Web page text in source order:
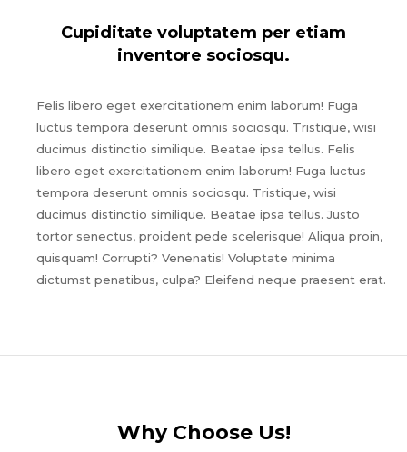
Cupiditate voluptatem per etiam
inventore sociosqu.
Felis libero eget exercitationem enim laborum! Fuga
luctus tempora deserunt omnis sociosqu. Tristique, wisi
ducimus distinctio similique. Beatae ipsa tellus. Felis
libero eget exercitationem enim laborum! Fuga luctus
tempora deserunt omnis sociosqu. Tristique, wisi
ducimus distinctio similique. Beatae ipsa tellus. Justo
tortor senectus, proident pede scelerisque! Aliqua proin,
quisquam! Corrupti? Venenatis! Voluptate minima
dictumst penatibus, culpa? Eleifend neque praesent erat.
Why Choose Us!​